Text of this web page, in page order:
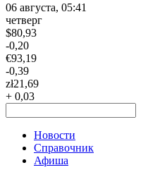
06 августа, 05:41
четверг
$80,93
-0,20
€93,19
-0,39
zł21,69
+ 0,03
Новости
Справочник
Афиша